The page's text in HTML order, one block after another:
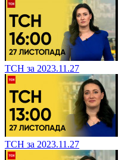
ТСН за 2023.11.27
ТСН за 2023.11.27